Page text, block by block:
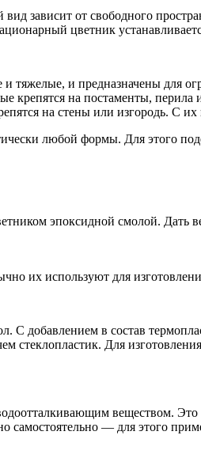
зависит от свободного
цветник
и предназначены для
крепятся на постаменты, перила
на стены или изгородь. С
любой формы. Для этого
эпоксидной смолой. Дать
их используют для
С добавлением в состав
стеклопластик. Для
веществом.
самостоятельно — для этого